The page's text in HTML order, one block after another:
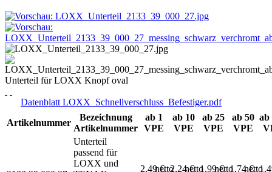
Unterteil für LOXX Knopf oval
Datenblatt LOXX_Schnellverschluss_Befestiger.pdf
Artikelnummer
Bezeichnung
Artikelnummer
ab 1
VPE
ab 10
VPE
ab 25
VPE
ab 50
VPE
ab
Unterteil
passend für
LOXX und
2,49 €
netto2,24 €
netto1,99 €
netto1,74 €
netto